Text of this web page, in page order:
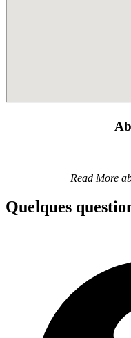
Read More
Quelques